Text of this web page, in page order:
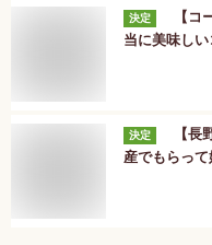
決定
【
当に美味し
決定
【
産でもらっ